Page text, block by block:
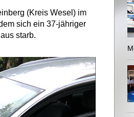
(Kreis Wesel) im
sich ein 37-jähriger
starb.